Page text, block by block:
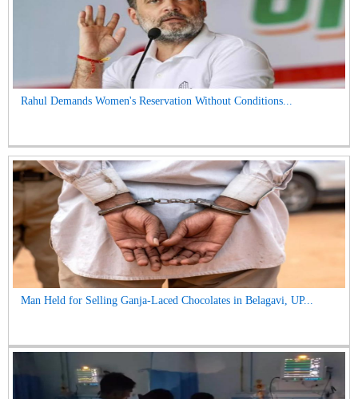
Rahul Demands Women's Reservation Without Conditions...
Man Held for Selling Ganja-Laced Chocolates in Belagavi, UP...